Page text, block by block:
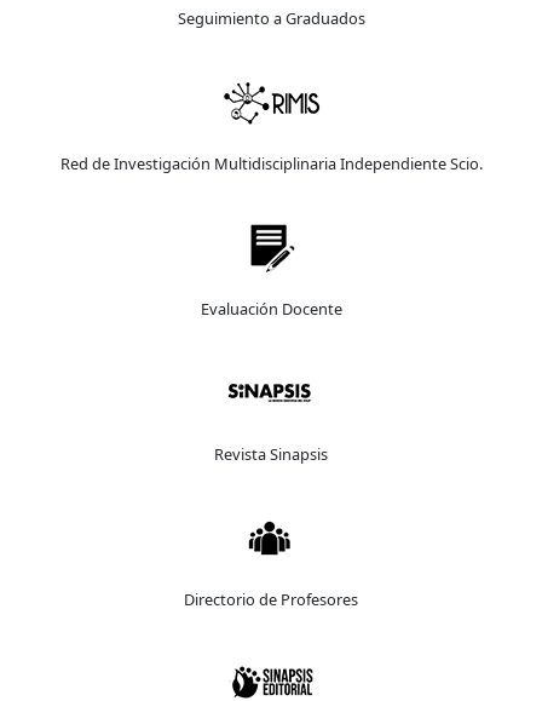
Seguimiento a Graduados
Red de Investigación Multidisciplinaria Independiente Scio.
Evaluación Docente
Revista Sinapsis
Directorio de Profesores